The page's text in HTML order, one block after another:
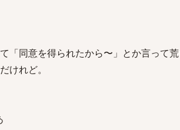
「同意を得られたから〜」とか言って
けれど。